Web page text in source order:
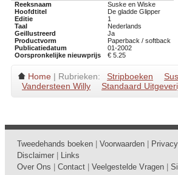
Reeksnaam
Suske en Wiske
Hoofdtitel
De gladde Glipper
Editie
1
Taal
Nederlands
Geillustreerd
Ja
Productvorm
Paperback / softback
Publicatiedatum
01-2002
Oorspronkelijke nieuwprijs
€ 5.25
Home | Rubrieken: Stripboeken
Vandersteen Willy
Standaard
Tweedehands boeken Voorwaarden Privacy
Disclaimer
Links
Over Ons
Contact Veelgestelde Vragen